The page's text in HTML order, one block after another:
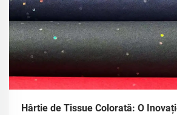
Hârtie de Tissue Colorată: O